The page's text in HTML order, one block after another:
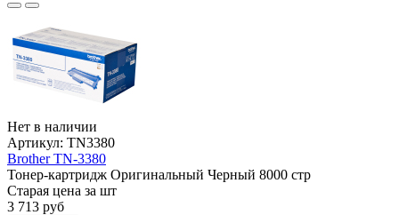
Нет в наличии
Артикул: TN3380
Brother TN-3380
Тонер-картридж Оригинальный Черный 8000 стр
Старая цена за шт
3 713 руб